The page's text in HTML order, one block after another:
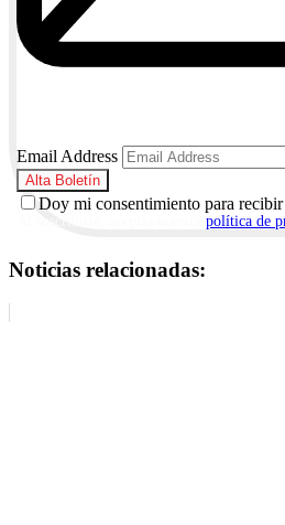
Email Address
Doy mi consentimiento para
política de
Noticias relacionadas: